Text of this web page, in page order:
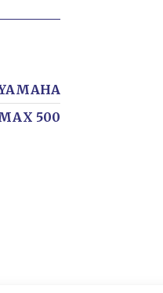
500